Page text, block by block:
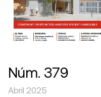
Núm. 379
Abril 2025